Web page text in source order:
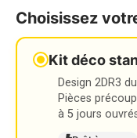
Choisissez
Kit déco
Design 2DR3
Pièces
à 5 jours